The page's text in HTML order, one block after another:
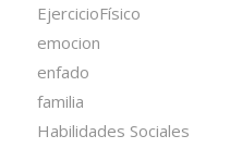
EjercicioFísico
emocion
enfado
familia
Habilidades Sociales